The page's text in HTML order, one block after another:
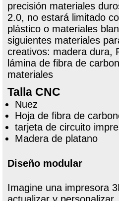
precisión materiales
2.0, no estará limitado
plástico o materiales
siguientes materiales
creativos: madera dura,
lámina de fibra de
materiales
Talla CNC
Nuez
Hoja de fibra de
tarjeta de circuito
Madera de platano
Diseño modular
Imagine una impresora